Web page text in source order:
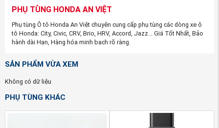
chúng tôi đặt chữ “Tín” lên hàng đầu, và với đội ngũ nhân
chắc chắn sẽ giúp bạn tìm được đúng sản phẩm mà bạn
cần mua.
Cách phân biệt được Đèn pha xe Honda ACCORD
Bao bì: sản phẩm được gắn tem nhãn chuẩn của
Honda Motors
PHỤ TÙNG HONDA AN VIỆT
Phụ tùng Ô tô Honda An Việt chuyên cung cấp phụ tùng các dòng xe ô
tô Honda: City, Civic, CRV, Brio, HRV, Accord, Jazz... Giá Tốt Nhất, Bảo
hành dài Hạn, Hàng hóa minh bạch rõ ràng.
SẢN PHẨM VỪA XEM
Không có dữ liệu
PHỤ TÙNG KHÁC